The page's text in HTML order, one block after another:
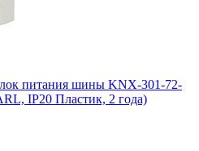
питания шины KNX-301-72-
IP20 Пластик, 2 года)